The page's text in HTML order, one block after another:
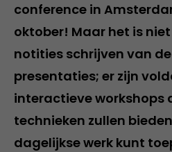
conference in
oktober! Maar het is
notities schrijven van
presentaties; er zijn
interactieve workshops
technieken zullen
dagelijkse werk kunt